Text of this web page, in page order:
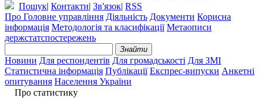
Пошук| Контакти| Зв'язок| RSS
Про Головне управління Діяльність Документи Корисна
інформація Методологія та класифікації Метаописи
держстатспостережень
Знайти
Новини Для респондентів Для громадськості Для ЗМІ
Статистична інформація Публікації Експрес-випуски Анкетні
опитування Населення України
Про статистику